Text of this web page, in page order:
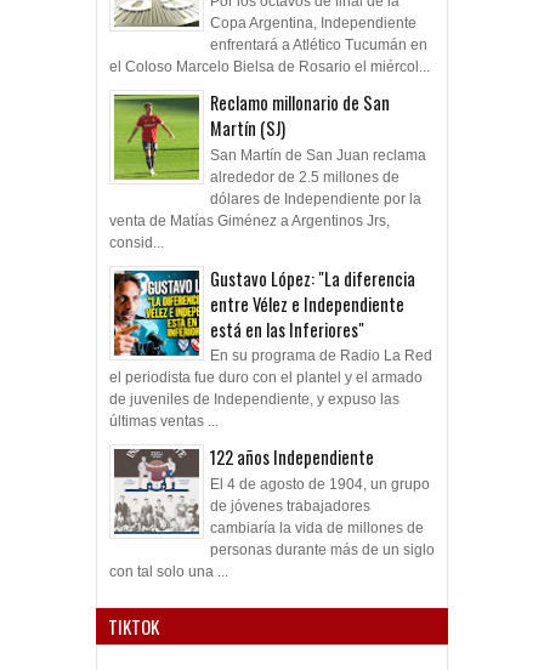
Copa Argentina, Independiente
enfrentará a Atlético Tucumán en
el Coloso Marcelo Bielsa de Rosario el miércol...
Reclamo millonario de San
Martín (SJ)
San Martín de San Juan reclama
alrededor de 2.5 millones de
dólares de Independiente por la
venta de Matías Giménez a Argentinos Jrs,
consid...
Gustavo López: "La diferencia
entre Vélez e Independiente
está en las Inferiores"
En su programa de Radio La Red
el periodista fue duro con el plantel y el armado
de juveniles de Independiente, y expuso las
últimas ventas ...
122 años Independiente
El 4 de agosto de 1904, un grupo
de jóvenes trabajadores
cambiaría la vida de millones de
personas durante más de un siglo
con tal solo una ...
TIKTOK